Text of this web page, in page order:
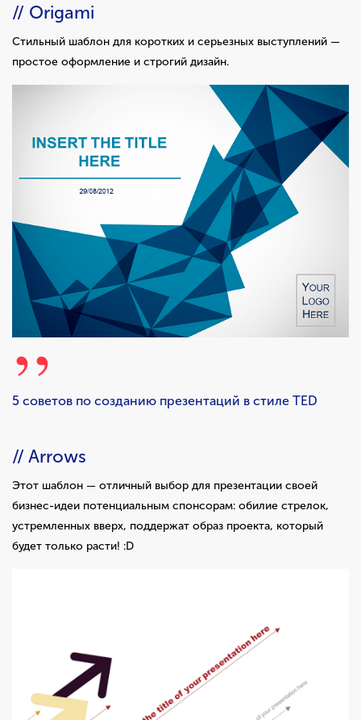
// Origami
Стильный шаблон для коротких и серьезных выступлений —
простое оформление и строгий дизайн.
5 советов по созданию презентаций в стиле TED
// Arrows
Этот шаблон — отличный выбор для презентации своей
бизнес-идеи потенциальным спонсорам: обилие стрелок,
устремленных вверх, поддержат образ проекта, который
будет только расти! :D